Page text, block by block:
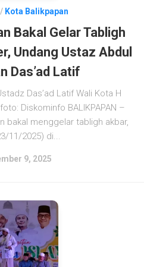
/ Kota Balikpapan
Bakal Gelar Tabligh
Undang Ustaz Abdul
Das’ad Latif
Das’ad Latif Wali Kota H
Diskominfo BALIKPAPAN –
bakal menggelar tabligh akbar,
11/2025) di...
9, 2025